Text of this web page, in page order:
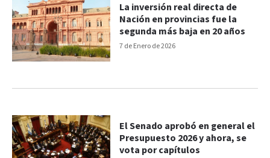
7 de Enero de 2026
La inversión real directa de
Nación en provincias fue la
segunda más baja en 20 años
El Senado aprobó en general el
Presupuesto 2026 y ahora, se
vota por capítulos